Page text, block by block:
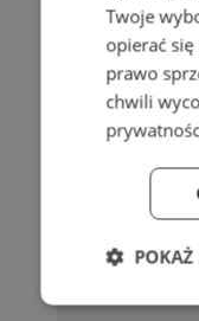
Twoje
opierać
prawo
chwili
POKAŻ